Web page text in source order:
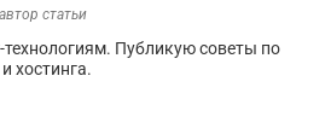
статьи
технологиям. Публикую советы по
хостинга.